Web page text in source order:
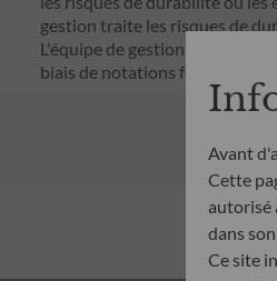
gestion traite les risques de
L'équipe de gestion suit un
biais de notations fournies par
Avant
Cette
autorisé
dans son
Ce site